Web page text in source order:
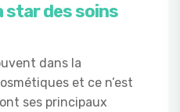
star des soins
dans la
et ce n’est
ses principaux